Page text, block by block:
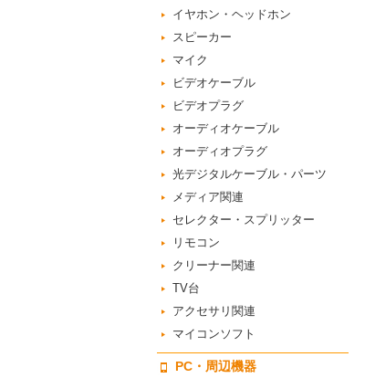
イヤホン・ヘッドホン
スピーカー
マイク
ビデオケーブル
ビデオプラグ
オーディオケーブル
オーディオプラグ
光デジタルケーブル・パーツ
メディア関連
セレクター・スプリッター
リモコン
クリーナー関連
TV台
アクセサリ関連
マイコンソフト
PC・周辺機器